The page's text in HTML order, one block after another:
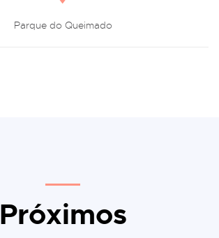
Parque do Queimado
Próximos